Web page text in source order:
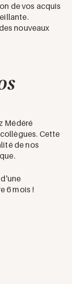
de vos acquis
nouveaux
Médéré
Cette
de nos
6 mois !